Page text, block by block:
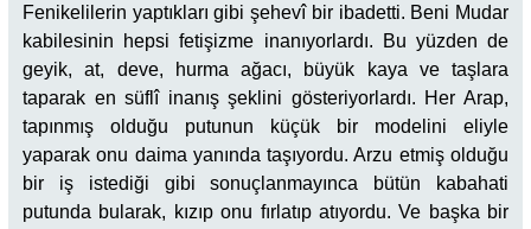
Fenikelilerin yaptıkları gibi şehevî bir ibadetti. Beni Mudar
kabilesinin hepsi fetişizme inanıyorlardı. Bu yüzden de
geyik, at, deve, hurma ağacı, büyük kaya ve taşlara
taparak en süflî inanış şeklini gösteriyorlardı. Her Arap,
tapınmış olduğu putunun küçük bir modelini eliyle
yaparak onu daima yanında taşıyordu. Arzu etmiş olduğu
bir iş istediği gibi sonuçlanmayınca bütün kabahati
putunda bularak, kızıp onu fırlatıp atıyordu. Ve başka bir